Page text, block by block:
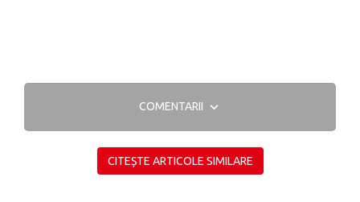
COMENTARII
CITEȘTE ARTICOLE SIMILARE